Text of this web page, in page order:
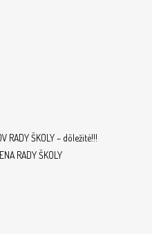
RADY ŠKOLY – dôležité!!!
RADY ŠKOLY